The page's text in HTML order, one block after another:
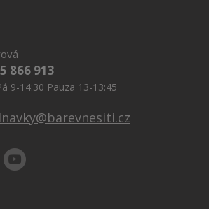
866 913
9-14:30 Pauza 13-13:45